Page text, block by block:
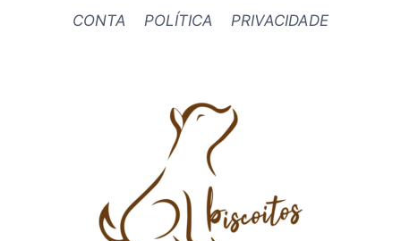
CONTA POLÍTICA PRIVACIDADE